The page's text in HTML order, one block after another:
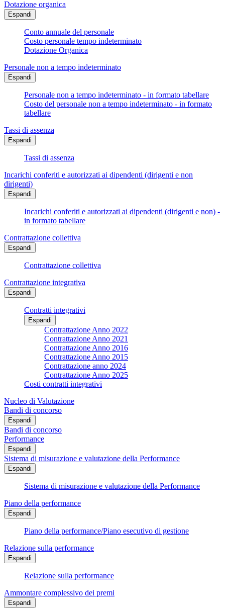
Dotazione organica
Espandi
Conto annuale del personale
Costo personale tempo indeterminato
Dotazione Organica
Personale non a tempo indeterminato
Espandi
Personale non a tempo indeterminato - in formato tabellare
Costo del personale non a tempo indeterminato - in formato
tabellare
Tassi di assenza
Espandi
Tassi di assenza
Incarichi conferiti e autorizzati ai dipendenti (dirigenti e non
dirigenti)
Espandi
Incarichi conferiti e autorizzati ai dipendenti (dirigenti e non) -
in formato tabellare
Contrattazione collettiva
Espandi
Contrattazione collettiva
Contrattazione integrativa
Espandi
Contratti integrativi
Espandi
Contrattazione Anno 2022
Contrattazione Anno 2021
Contrattazione Anno 2016
Contrattazione Anno 2015
Contrattazione anno 2024
Contrattazione Anno 2025
Costi contratti integrativi
Nucleo di Valutazione
Bandi di concorso
Espandi
Bandi di concorso
Performance
Espandi
Sistema di misurazione e valutazione della Performance
Espandi
Sistema di misurazione e valutazione della Performance
Piano della performance
Espandi
Piano della performance/Piano esecutivo di gestione
Relazione sulla performance
Espandi
Relazione sulla performance
Ammontare complessivo dei premi
Espandi